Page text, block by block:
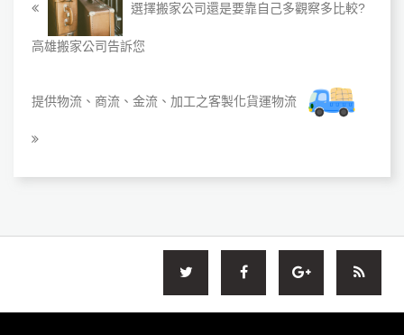
選擇搬家公司還是要靠自己多觀察多比較?
高雄搬家公司告訴您
提供物流、商流、金流、加工之客製化貨運物流